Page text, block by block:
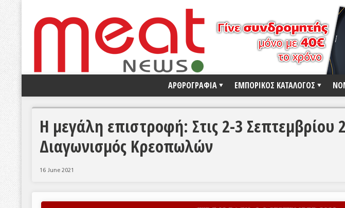
ΑΡΘΡΟΓΡΑΦΙΑ ΕΜΠΟΡΙΚΟΣ ΚΑΤΑΛΟΓΟΣ
Η μεγάλη επιστροφή: Στις 2-3 Σεπτεμβρίου
Διαγωνισμός Κρεοπωλών
16 June 2021